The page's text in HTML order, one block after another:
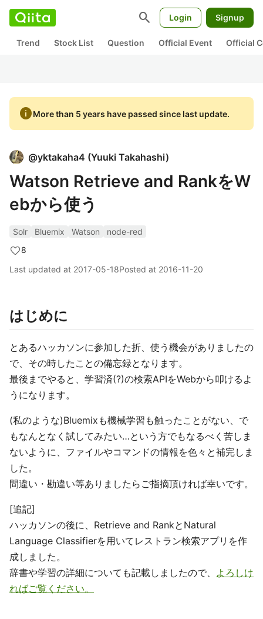
search Login Signup
Trend Stock List Question Official Event Official
infoMore than 5 years have passed since last update.
@yktakaha4 (Yuuki Takahashi)
Watson Retrieve and RankをW
ebから使う
Solr Bluemix Watson
node-red
8
Last updated at 2017-05-18Posted at 2016-11-20
はじめに
とあるハッカソンに参加した折、使う機会がありましたの
で、その時したことの備忘録となります。
最後までやると、学習済(?)の検索APIをWebから叩けるよ
うになります。
(私のような)Bluemixも機械学習も触ったことがない、で
もなんとなく試してみたい…という方でもなるべく苦しま
ないように、ファイルやコマンドの情報を色々と補完しま
した。
間違い・勘違い等ありましたらご指摘頂ければ幸いです。
[追記]
ハッカソンの後に、Retrieve and RankとNatural
Language Classifierを用いてレストラン検索アプリを作
成しました。
辞書や学習の詳細についても記載しましたので、 よろしけ
ればご覧ください。